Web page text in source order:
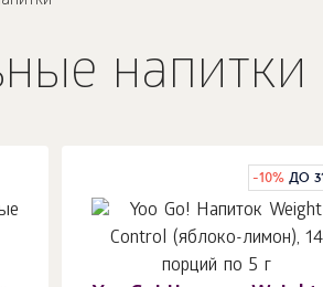
напитки
-10% ДО